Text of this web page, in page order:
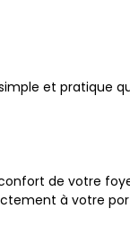
et pratique
de votre
à votre